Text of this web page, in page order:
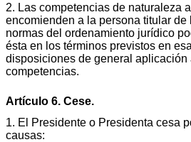
2. Las competencias de naturaleza
encomienden a la persona titular
normas del ordenamiento jurídico
ésta en los términos previstos en
disposiciones de general
competencias.
Artículo 6. Cese.
1. El Presidente o Presidenta cesa
causas: